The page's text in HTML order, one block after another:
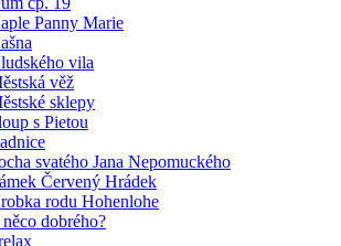
Panny Marie
vila
věž
sklepy
s Pietou
svatého Jana Nepomuckého
Červený Hrádek
rodu Hohenlohe
dobrého?